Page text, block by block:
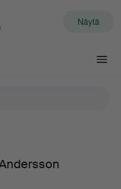
Näytä